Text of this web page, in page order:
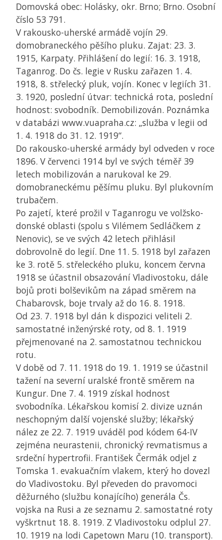
Domovská obec: Holásky, okr. Brno; Brno. Osobní
číslo 53 791.
V rakousko-uherské armádě vojín 29.
domobraneckého pěšího pluku. Zajat: 23. 3.
1915, Karpaty. Přihlášení do legií: 16. 3. 1918,
Taganrog. Do čs. legie v Rusku zařazen 1. 4.
1918, 8. střelecký pluk, vojín. Konec v legiích 31.
3. 1920, poslední útvar: technická rota, poslední
hodnost: svobodník. Demobilizován. Poznámka
v databázi www.vuapraha.cz: „služba v legii od
1. 4. 1918 do 31. 12. 1919“.
Do rakousko-uherské armády byl odveden v roce
1896. V červenci 1914 byl ve svých téměř 39
letech mobilizován a narukoval ke 29.
domobraneckému pěšímu pluku. Byl plukovním
trubačem.
Po zajetí, které prožil v Taganrogu ve volžsko-
donské oblasti (spolu s Vilémem Sedláčkem z
Nenovic), se ve svých 42 letech přihlásil
dobrovolně do legií. Dne 11. 5. 1918 byl zařazen
ke 3. rotě 5. střeleckého pluku, koncem června
1918 se účastnil obsazování Vladivostoku, dále
bojů proti bolševikům na západ směrem na
Chabarovsk, boje trvaly až do 16. 8. 1918.
Od 23. 7. 1918 byl dán k dispozici veliteli 2.
samostatné inženýrské roty, od 8. 1. 1919
přejmenované na 2. samostatnou technickou
rotu.
V době od 7. 11. 1918 do 19. 1. 1919 se účastnil
tažení na severní uralské frontě směrem na
Kungur. Dne 7. 4. 1919 získal hodnost
svobodníka. Lékařskou komisí 2. divize uznán
neschopným další vojenské služby; lékařský
nález ze 22. 7. 1919 uváděl pod kódem 64-IV
zejména neurastenii, chronický revmatismus a
srdeční hypertrofii. František Čermák odjel z
Tomska 1. evakuačním vlakem, který ho dovezl
do Vladivostoku. Byl převeden do pravomoci
děžurného (službu konajícího) generála Čs.
vojska na Rusi a ze seznamu 2. samostatné roty
vyškrtnut 18. 8. 1919. Z Vladivostoku odplul 27.
10. 1919 na lodi Capetown Maru (10. transport).